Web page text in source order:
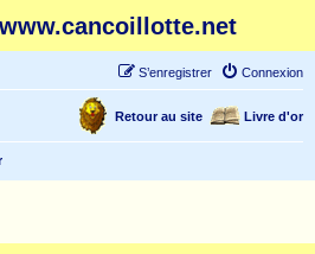
Connexion
S’enregistrer
Livre d'or
Retour au site